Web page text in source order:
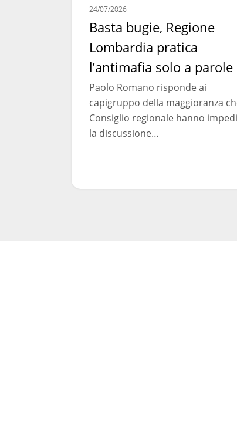
bugie,
Regione
pratica
l’antimafia
parole
24/07/2026
Basta bugie, Regione
Lombardia pratica
l’antimafia solo a parole
Paolo Romano risponde ai
capigruppo della maggioranza
Consiglio regionale hanno
la discussione…